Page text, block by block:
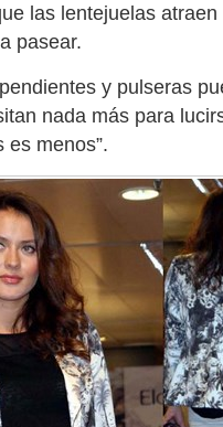
las lentejuelas
pasear.
y pulseras
nada más para
es menos”.